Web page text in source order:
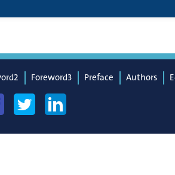
Foreword3 Preface Authors